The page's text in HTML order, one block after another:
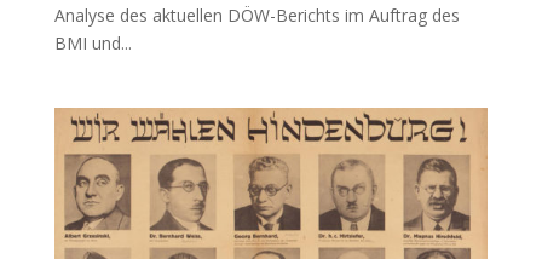
Ana­ly­se des aktu­el­len DÖW-Berichts im Auf­trag des
BMI und...